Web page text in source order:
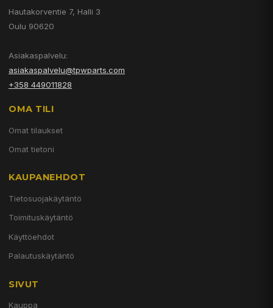
Hautakorventie 7, Halli 3
Oulu 90620
Asiakaspalvelu:
asiakaspalvelu@tpwparts.com
+358 449011828
OMA TILI
Omat tilaukset
Omat tietoni
KAUPANEHDOT
Tietosuojakäytäntö
Toimituskäytäntö
Käyttöehdot
Palautuskäytäntö
SIVUT
Kauppa